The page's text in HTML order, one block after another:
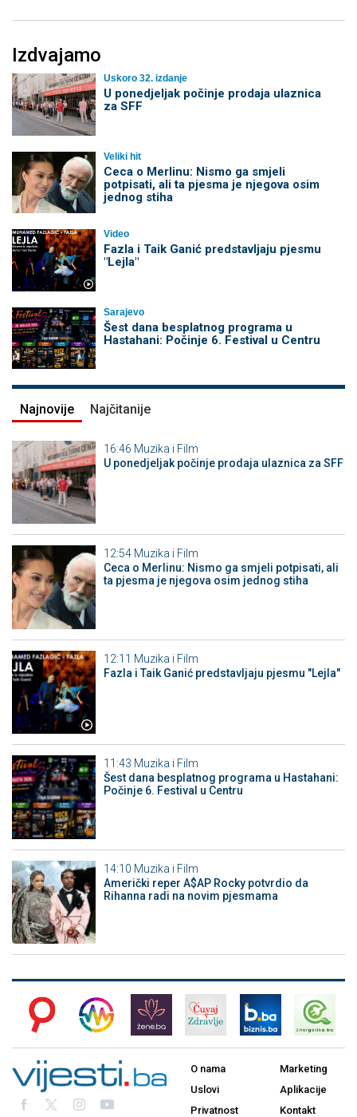
Izdvajamo
Uskoro 32. izdanje
U ponedjeljak počinje prodaja ulaznica
za SFF
Veliki hit
Ceca o Merlinu: Nismo ga smjeli
potpisati, ali ta pjesma je njegova osim
jednog stiha
Video
Fazla i Taik Ganić predstavljaju pjesmu
"Lejla"
Sarajevo
Šest dana besplatnog programa u
Hastahani: Počinje 6. Festival u Centru
Najnovije Najčitanije
16:46 Muzika i Film
U ponedjeljak počinje prodaja ulaznica za SFF
12:54 Muzika i Film
Ceca o Merlinu: Nismo ga smjeli potpisati, ali
ta pjesma je njegova osim jednog stiha
12:11 Muzika i Film
Fazla i Taik Ganić predstavljaju pjesmu "Lejla"
11:43 Muzika i Film
Šest dana besplatnog programa u Hastahani:
Počinje 6. Festival u Centru
14:10 Muzika i Film
Američki reper A$AP Rocky potvrdio da
Rihanna radi na novim pjesmama
O nama
Uslovi
Privatnost
Marketing
Aplikacije
Kontakt